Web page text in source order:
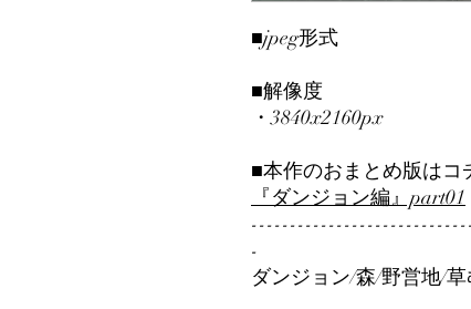
■jpeg形式
■解像度
・3840x2160px
■本作のおまとめ版はコ
『ダンジョン編』part01
-
ダンジョン/森/野営地/